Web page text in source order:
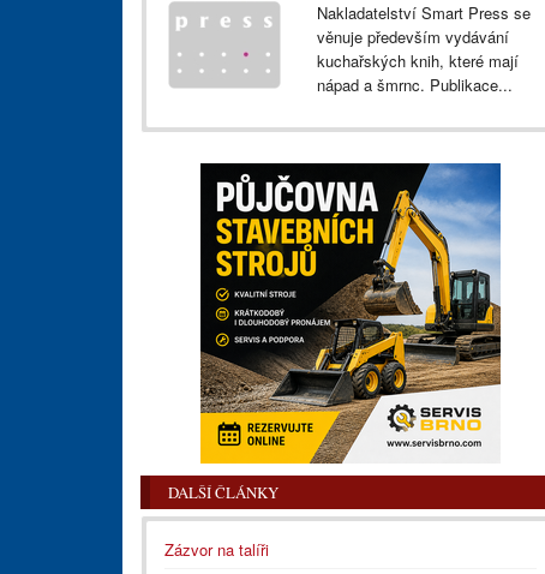
Nakladatelství Smart Press se
věnuje především vydávání
kuchařských knih, které mají
nápad a šmrnc. Publikace...
DALŠÍ ČLÁNKY
Zázvor na talíři